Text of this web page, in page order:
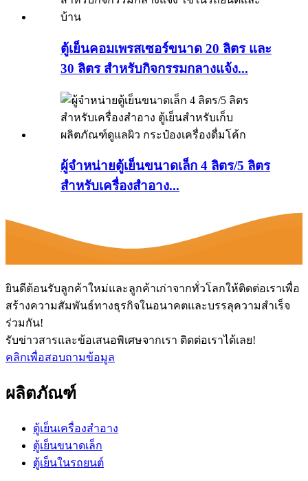
ตู้เย็นคอมเพรสเซอร์ขนาด 20 ลิตร และ
30 ลิตร สำหรับกิจกรรมกลางแจ้ง...
ผู้จำหน่ายตู้เย็นขนาดเล็ก 4 ลิตร/5 ลิตร
สำหรับเครื่องสำอาง...
ยินดีต้อนรับลูกค้าใหม่และลูกค้าเก่าจากทั่วโลกให้ติดต่อเราเพื่อ
สร้างความสัมพันธ์ทางธุรกิจในอนาคตและบรรลุความสำเร็จ
ร่วมกัน!
รับข่าวสารและข้อเสนอพิเศษจากเรา ติดต่อเราได้เลย!
คลิกเพื่อสอบถามข้อมูล
ผลิตภัณฑ์
ตู้เย็นเครื่องสำอาง
ตู้เย็นขนาดเล็ก
ตู้เย็นในรถยนต์